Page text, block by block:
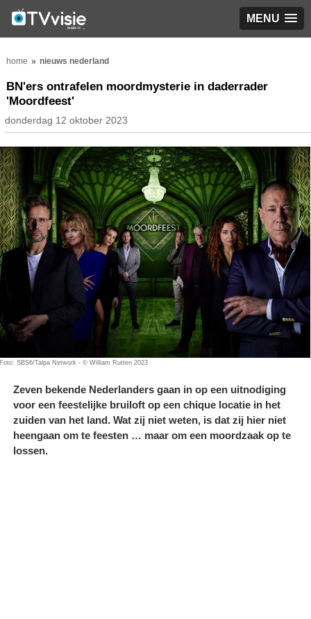
MENU
home nieuws nederland
BN'ers ontrafelen moordmysterie in daderrader
'Moordfeest'
donderdag 12 oktober 2023
Foto: SBS6/Talpa Network - © William Rutten 2023
Zeven bekende Nederlanders gaan in op een uitnodiging
voor een feestelijke bruiloft op een chique locatie in het
zuiden van het land. Wat zij niet weten, is dat zij hier niet
heengaan om te feesten … maar om een moordzaak op te
lossen.